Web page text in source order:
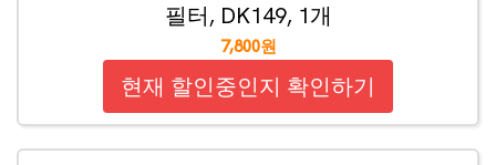
필터, DK149, 1개
7,800원
현재 할인중인지 확인하기